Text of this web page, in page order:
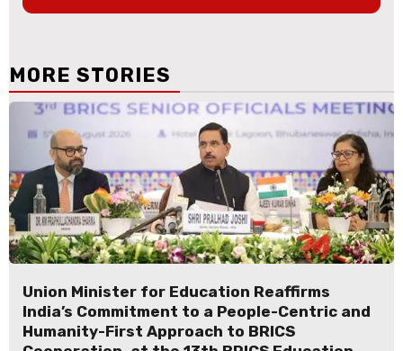
MORE STORIES
Union Minister for Education Reaffirms
India’s Commitment to a People-Centric and
Humanity-First Approach to BRICS